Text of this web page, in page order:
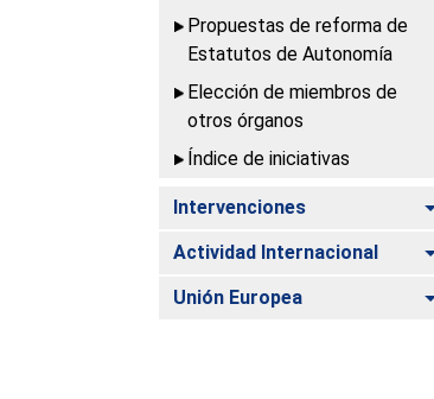
Propuestas de reforma de
Estatutos de Autonomía
Elección de miembros de
otros órganos
Índice de iniciativas
Intervenciones
Actividad Internacional
Unión Europea